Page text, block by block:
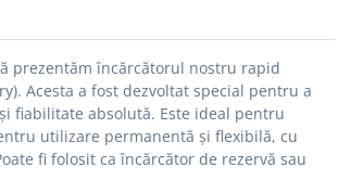
prezentăm încărcătorul nostru rapid
Acesta a fost dezvoltat special pentru a
fiabilitate absolută. Este ideal pentru
utilizare permanentă și flexibilă, cu
fi folosit ca încărcător de rezervă sau